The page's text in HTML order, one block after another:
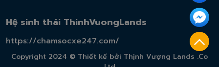
Hệ sinh thái ThinhVuongLands
https://chamsocxe247.com/
Copyright 2024 © Thiết kế bởi Thịnh Vượng Lands .Co